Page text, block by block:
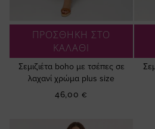
ΠΡΟΣΘΗΚΗ ΣΤΟ
ΚΑΛΑΘΙ
Σεμιζιέτα boho με τσέπες σε
λαχανί χρώμα plus size
46,00 €